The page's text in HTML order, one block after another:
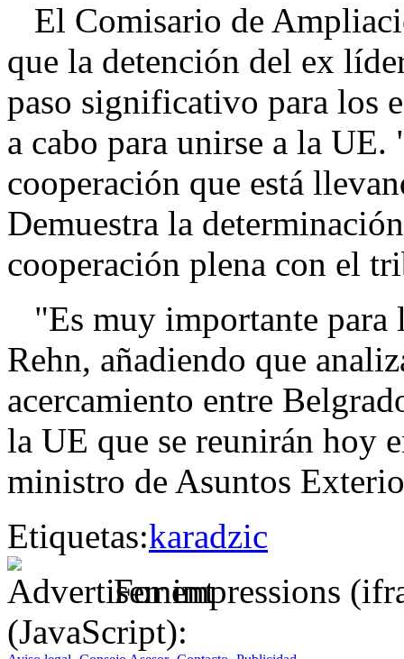
El Comisario de
que la detención del ex
paso significativo para los
a cabo para unirse a la
cooperación que está
Demuestra la
cooperación plena con el
"Es muy importante para
Rehn, añadiendo que
acercamiento entre
la UE que se reunirán hoy
ministro de Asuntos
Etiquetas:karadzic
For impressions
(JavaScript):